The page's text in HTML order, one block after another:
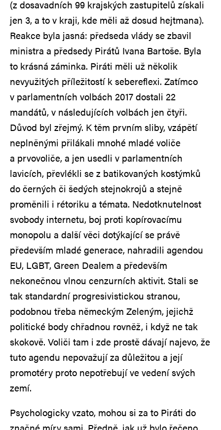
(z dosavadních 99 krajských zastupitelů získali
jen 3, a to v kraji, kde měli až dosud hejtmana).
Reakce byla jasná: předseda vlády se zbavil
ministra a předsedy Pirátů Ivana Bartoše. Byla
to krásná záminka. Piráti měli už několik
nevyužitých příležitostí k sebereflexi. Zatímco
v parlamentních volbách 2017 dostali 22
mandátů, v následujících volbách jen čtyři.
Důvod byl zřejmý. K těm prvním sliby, vzápětí
neplněnými přilákali mnohé mladé voliče
a prvovoliče, a jen usedli v parlamentních
lavicích, převlékli se z batikovaných kostýmků
do černých či šedých stejnokrojů a stejně
proměnili i rétoriku a témata. Nedotknutelnost
svobody internetu, boj proti kopírovacímu
monopolu a další věci dotýkající se právě
především mladé generace, nahradili agendou
EU, LGBT, Green Dealem a především
nekonečnou vlnou cenzurních aktivit. Stali se
tak standardní progresivistickou stranou,
podobnou třeba německým Zeleným, jejichž
politické body chřadnou rovněž, i když ne tak
skokově. Voliči tam i zde prostě dávají najevo, že
tuto agendu nepovažují za důležitou a její
promotéry proto nepotřebují ve vedení svých
zemí.
Psychologicky vzato, mohou si za to Piráti do